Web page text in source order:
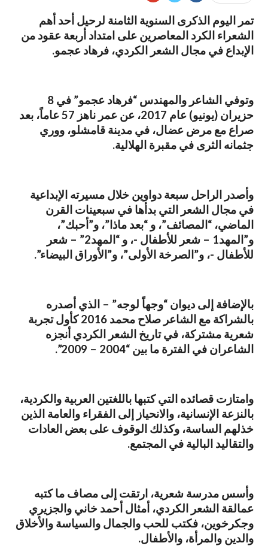
تمر اليوم الذكرى السنوية الثامنة لرحيل أحد أهم
الشعراء الكرد المعاصرين على امتداد أربعة عقود من
الإبداع في مجال الشعر الكردي، فرهاد عجمو.
وتوفي الشاعر والمهندس “فرهاد عجمو” في 8
حزيران (يونيو) عام 2017، عن عمر ناهز 57 عاماً، بعد
صراع مع مرض عضال، في مدينة قامشلو، ووري
جثمانه الثرى في مقبرة الهلالية.
وأصدر الراحل سبعة دواوين خلال مسيرته الإبداعية
في مجال الشعر التي بدأها في سبعينات القرن
الماضي، “المصائف”، و “بعد ماذا”، و”أحبك”،
و”المهد1 – شعر للأطفال -، و “المهد2” – شعر
للأطفال -، و”الصرخة الأولى”، و”الأوراق البيضاء”.
بالإضافة إلى ديوان “وجهاً لوجه” – الذي أصدره
بالشراكة مع الشاعر صلاح محمد 2016 كأول تجربة
شعرية مشتركة، في تاريخ الشعر الكردي أنجزه
الشاعران في الفترة ما بين “2004 – 2009”.
وامتازت قصائده التي كتبها باللغتين العربية والكردية،
بالنزعة الإنسانية، والانحياز إلى الفقراء والعامة الذين
خذلهم الساسة، وكذلك الوقوف على بعض العادات
والتقاليد البالية في المجتمع.
وأسس مدرسة شعرية، ارتقت إلى مصاف ما كتبه
عمالقة الشعر الكردي، أمثال أحمد خاني والجزيري
وجكرخوين، فكتب للحب والجمال والسياسة والأخلاق
والدين والمرأة، والأطفال.